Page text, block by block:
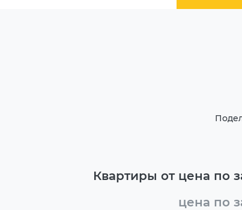
Квартиры от цена по
цена по